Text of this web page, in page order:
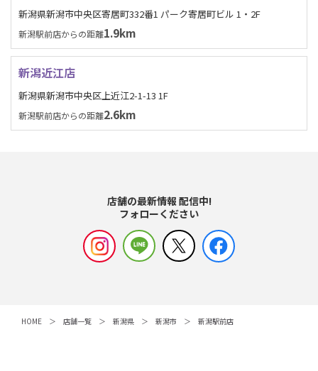
新潟県新潟市中央区寄居町332番1 パーク寄居町ビル 1・2F
新潟駅前店からの距離1.9km
新潟近江店
新潟県新潟市中央区上近江2-1-13 1F
新潟駅前店からの距離2.6km
店舗の最新情報 配信中!
フォローください
HOME 店舗一覧 新潟県 新潟市 新潟駅前店